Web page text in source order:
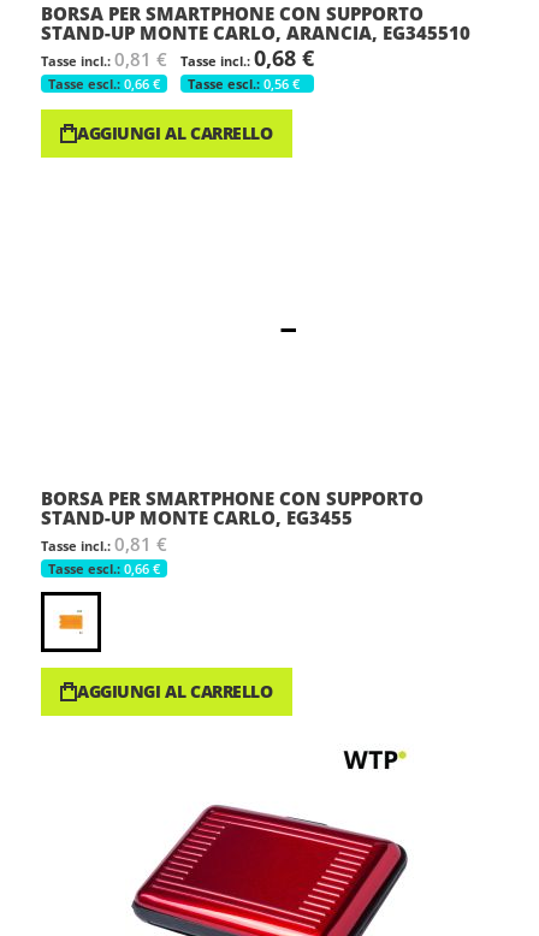
BORSA PER SMARTPHONE CON SUPPORTO
STAND-UP MONTE CARLO, ARANCIA, EG345510
0,81 €
0,66 €
0,68 €
0,56 €
AGGIUNGI AL CARRELLO
BORSA PER SMARTPHONE CON SUPPORTO
STAND-UP MONTE CARLO, EG3455
0,81 €
0,66 €
AGGIUNGI AL CARRELLO